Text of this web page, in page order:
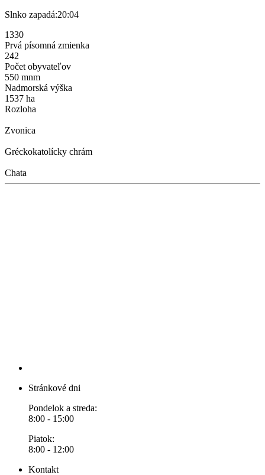
Slnko zapadá:20:04
1330
Prvá písomná zmienka
242
Počet obyvateľov
550 mnm
Nadmorská výška
1537 ha
Rozloha
Zvonica
Gréckokatolícky chrám
Chata
Stránkové dni
Pondelok a streda:
8:00 - 15:00
Piatok:
8:00 - 12:00
Kontakt